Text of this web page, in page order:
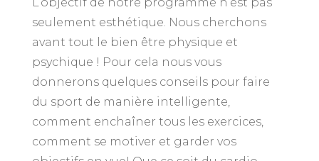
seulement esthétique. Nous cherchons
avant tout le bien être physique et
psychique ! Pour cela nous vous
donnerons quelques conseils pour faire
du sport de manière intelligente,
comment enchaîner tous les exercices,
comment se motiver et garder vos